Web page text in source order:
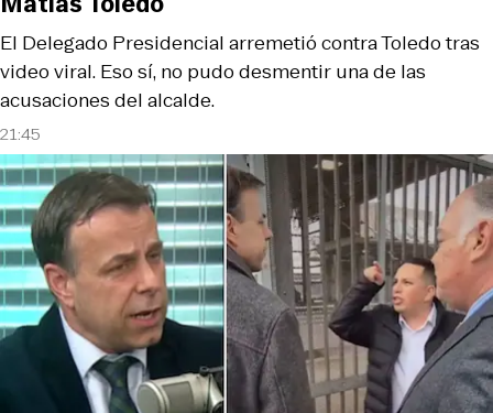
21:45
El Delegado Presidencial arremetió contra Toledo tras
video viral. Eso sí, no pudo desmentir una de las
acusaciones del alcalde.